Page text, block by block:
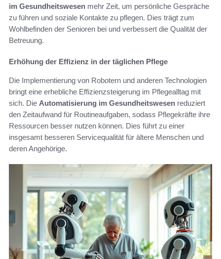
im Gesundheitswesen mehr Zeit, um persönliche Gespräche
zu führen und soziale Kontakte zu pflegen. Dies trägt zum
Wohlbefinden der Senioren bei und verbessert die Qualität der
Betreuung.
Erhöhung der Effizienz in der täglichen Pflege
Die Implementierung von Robotern und anderen Technologien
bringt eine erhebliche Effizienzsteigerung im Pflegealltag mit
sich. Die Automatisierung im Gesundheitswesen reduziert
den Zeitaufwand für Routineaufgaben, sodass Pflegekräfte ihre
Ressourcen besser nutzen können. Dies führt zu einer
insgesamt besseren Servicequalität für ältere Menschen und
deren Angehörige.